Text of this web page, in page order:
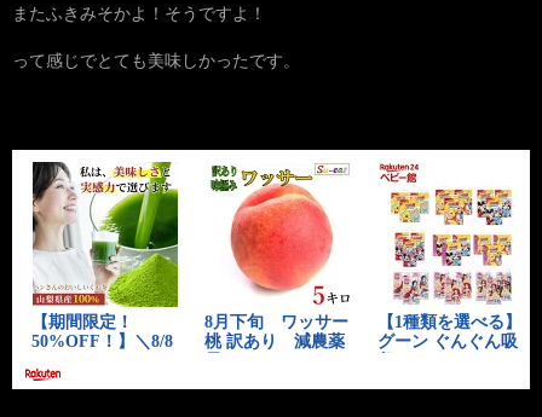
またふきみそかよ！そうですよ！
って感じでとても美味しかったです。